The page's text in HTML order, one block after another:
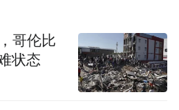
痒等一系列问题。
哥伦比
状态